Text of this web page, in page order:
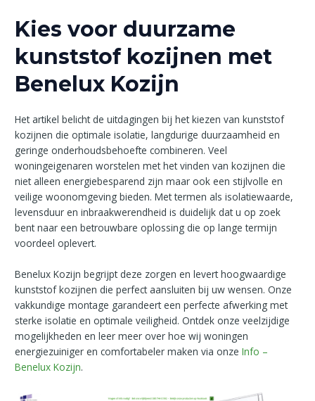
Kies voor duurzame
kunststof kozijnen met
Benelux Kozijn
Het artikel belicht de uitdagingen bij het kiezen van kunststof
kozijnen die optimale isolatie, langdurige duurzaamheid en
geringe onderhoudsbehoefte combineren. Veel
woningeigenaren worstelen met het vinden van kozijnen die
niet alleen energiebesparend zijn maar ook een stijlvolle en
veilige woonomgeving bieden. Met termen als isolatiewaarde,
levensduur en inbraakwerendheid is duidelijk dat u op zoek
bent naar een betrouwbare oplossing die op lange termijn
voordeel oplevert.
Benelux Kozijn begrijpt deze zorgen en levert hoogwaardige
kunststof kozijnen die perfect aansluiten bij uw wensen. Onze
vakkundige montage garandeert een perfecte afwerking met
sterke isolatie en optimale veiligheid. Ontdek onze veelzijdige
mogelijkheden en leer meer over hoe wij woningen
energiezuiniger en comfortabeler maken via onzeInfo –
Benelux Kozijn.